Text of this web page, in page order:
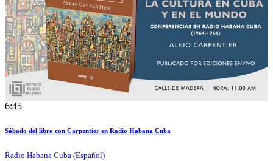
6:45
Sábado del libro con Carpentier en Radio Habana Cuba
Radio Habana Cuba (Español)